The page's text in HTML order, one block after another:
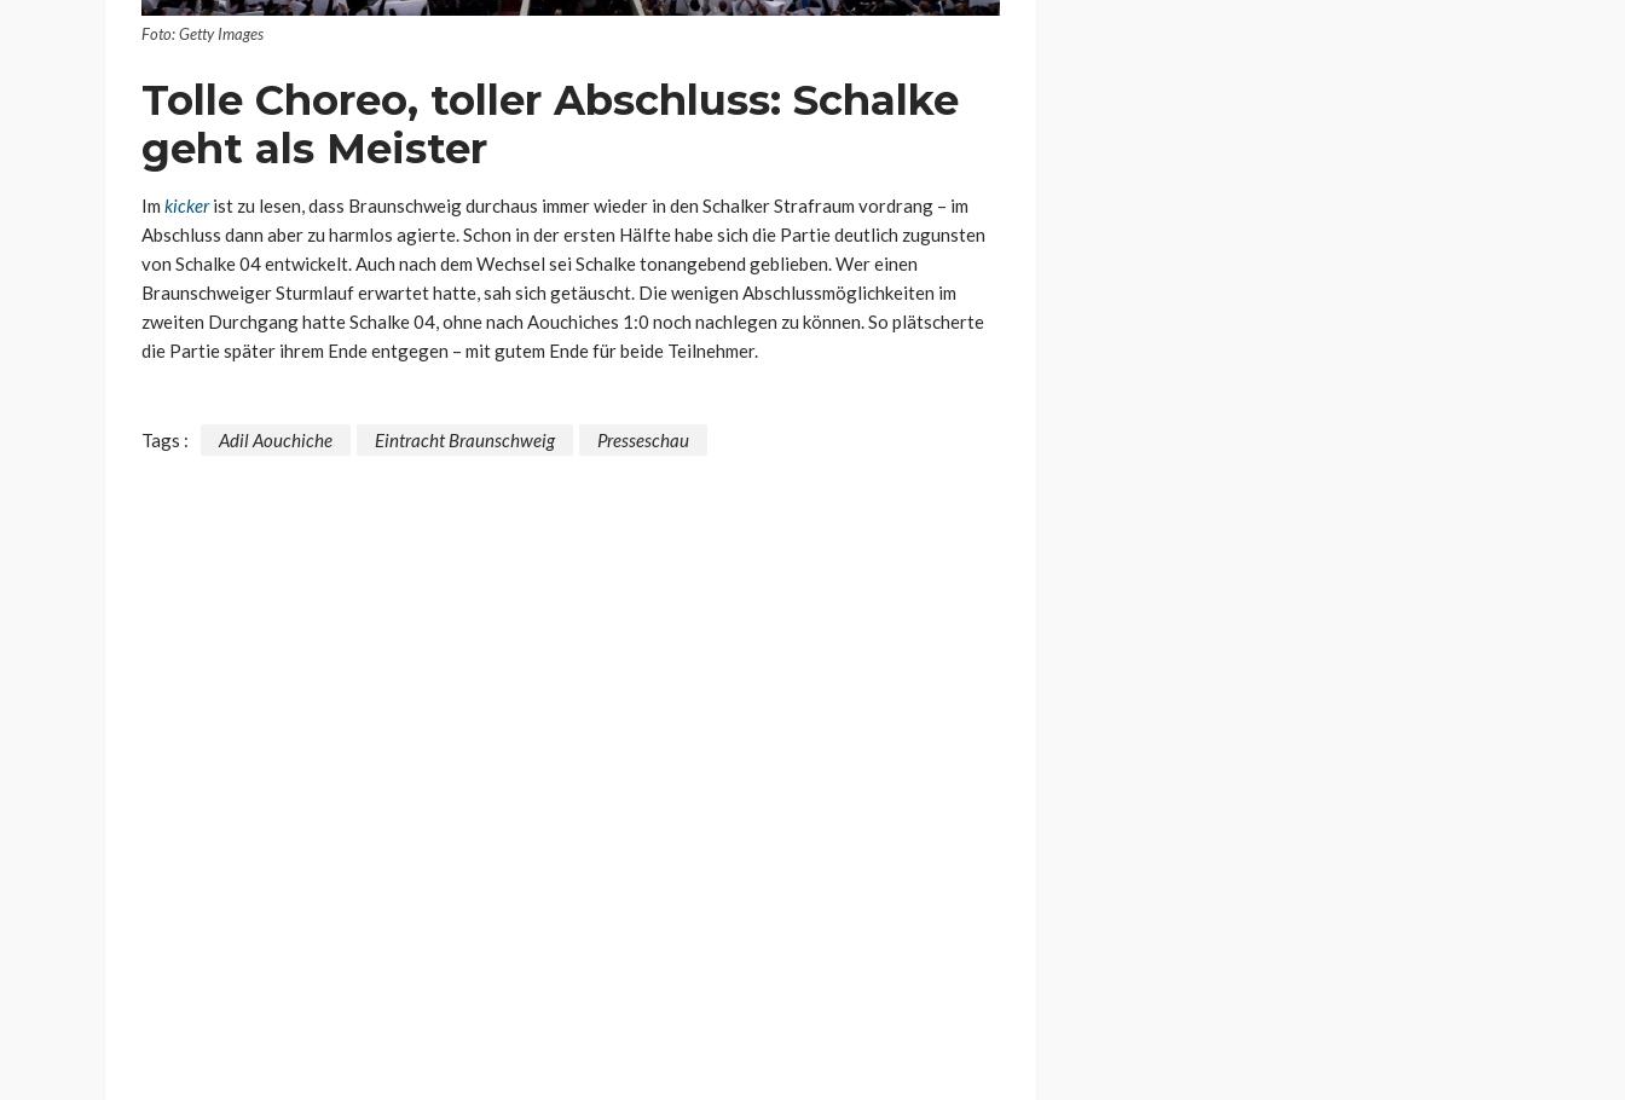
Foto: Getty Images
Tolle Choreo, toller Abschluss: Schalke
geht als Meister
Im kickerist zu lesen, dass Braunschweig durchaus immer wieder in den Schalker Strafraum vordrang – im
Abschluss dann aber zu harmlos agierte. Schon in der ersten Hälfte habe sich die Partie deutlich zugunsten
von Schalke 04 entwickelt. Auch nach dem Wechsel sei Schalke tonangebend geblieben. Wer einen
Braunschweiger Sturmlauf erwartet hatte, sah sich getäuscht. Die wenigen Abschlussmöglichkeiten im
zweiten Durchgang hatte Schalke 04, ohne nach Aouchiches 1:0 noch nachlegen zu können. So plätscherte
die Partie später ihrem Ende entgegen – mit gutem Ende für beide Teilnehmer.
Tags : Adil Aouchiche Eintracht Braunschweig Presseschau